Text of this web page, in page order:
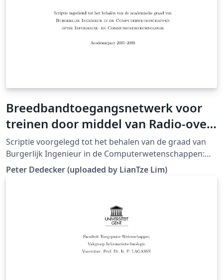
Breedbandtoegangsnetwerk voor
treinen door middel van Radio-over-
Fiber
Scriptie voorgelegd tot het behalen van de graad van
Burgerlijk Ingenieur in de Computerwetenschappen:
Informatie- en Communicatietechnologie, juni 2006
(Downloaded from LaTeX templates en logo's)
Peter Dedecker (uploaded by LianTze Lim)